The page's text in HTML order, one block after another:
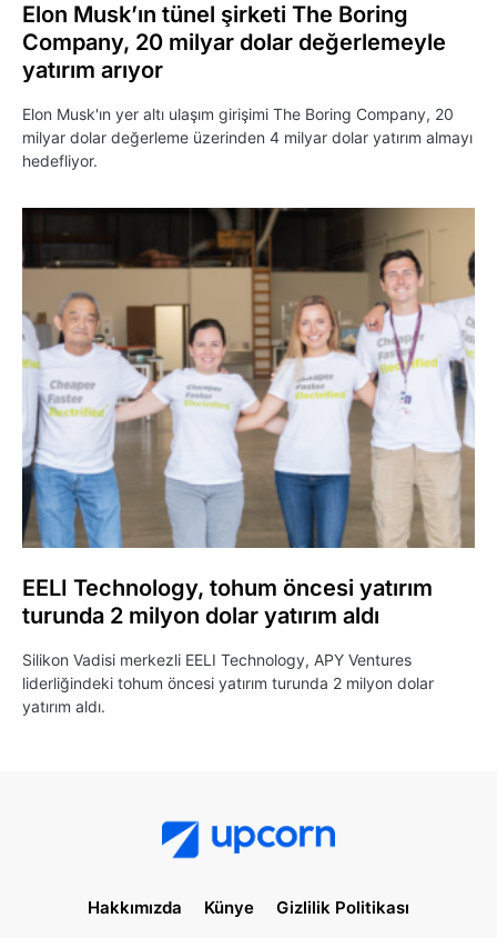
Elon Musk’ın tünel şirketi The Boring
Company, 20 milyar dolar değerlemeyle
yatırım arıyor
Elon Musk'ın yer altı ulaşım girişimi The Boring Company, 20
milyar dolar değerleme üzerinden 4 milyar dolar yatırım almayı
hedefliyor.
EELI Technology, tohum öncesi yatırım
turunda 2 milyon dolar yatırım aldı
Silikon Vadisi merkezli EELI Technology, APY Ventures
liderliğindeki tohum öncesi yatırım turunda 2 milyon dolar
yatırım aldı.
Hakkımızda Künye Gizlilik Politikası